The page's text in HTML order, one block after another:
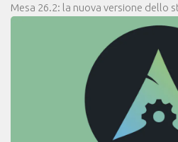
Mesa 26.2: la nuova versione dello